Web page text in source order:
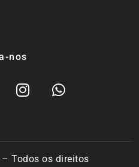
nos
Todos os direitos